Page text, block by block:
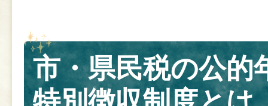
市・県民税の公的